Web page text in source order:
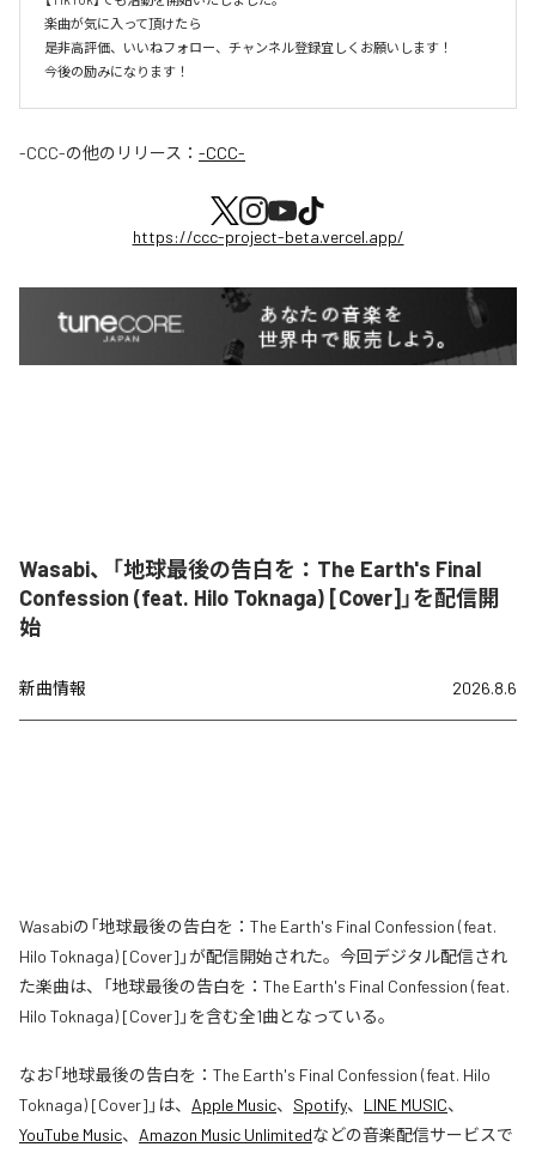
楽曲が気に入って頂けたら
是非高評価、いいねフォロー、チャンネル登録宜しくお願いします！
今後の励みになります！
-CCC-の他のリリース： -CCC-
https://ccc-project-beta.vercel.app/
Wasabi、「地球最後の告白を：The Earth's Final
Confession (feat. Hilo Toknaga) [Cover]」を配信開
始
新曲情報 2026.8.6
Wasabiの「地球最後の告白を：The Earth's Final Confession (feat.
Hilo Toknaga) [Cover]」が配信開始された。今回デジタル配信され
た楽曲は、「地球最後の告白を：The Earth's Final Confession (feat.
Hilo Toknaga) [Cover]」を含む全1曲となっている。
なお「地球最後の告白を：The Earth's Final Confession (feat. Hilo
Toknaga) [Cover] 」は、 Apple Music、 Spotify、 LINE MUSIC、
YouTube Music、 Amazon Music Unlimitedなどの音楽配信サービスで